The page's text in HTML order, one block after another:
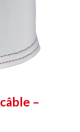
–